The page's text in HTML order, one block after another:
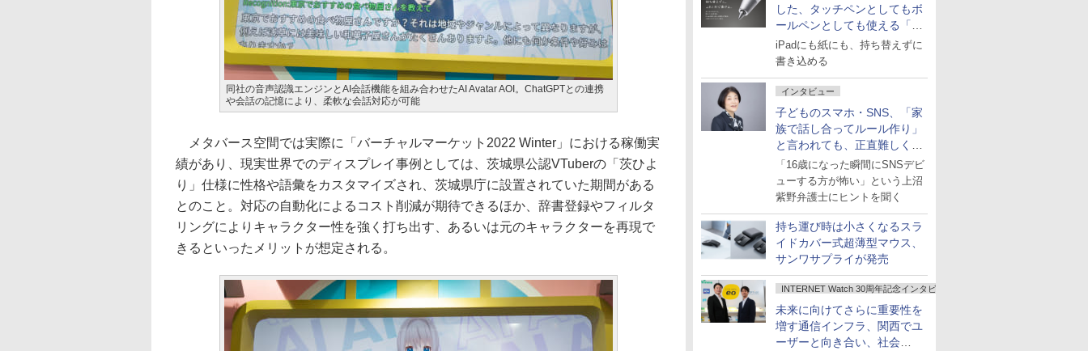
した、タッチペンとしてもボ
ールペンとしても使える「ス
タイラスツーウェイ」発売
iPadにも紙にも、持ち替えずに
書き込める
インタビュー
子どものスマホ・SNS、「家
族で話し合ってルール作り」
と言われても、正直難しくな
いですか？
「16歳になった瞬間にSNSデビ
ューする方が怖い」という上沼
紫野弁護士にヒントを聞く
持ち運び時は小さくなるスラ
イドカバー式超薄型マウス、
サンワサプライが発売
INTERNET Watch 30周年記念インタビュー
未来に向けてさらに重要性を
増す通信インフラ、関西でユ
ーザーと向き合い、社会
同社の音声認識エンジンとAI会話機能を組み合わせたAI Avatar AOI。ChatGPTとの連携
や会話の記憶により、柔軟な会話対応が可能
メタバース空間では実際に「バーチャルマーケット2022 Winter」における稼働実
績があり、現実世界でのディスプレイ事例としては、茨城県公認VTuberの「茨ひよ
り」仕様に性格や語彙をカスタマイズされ、茨城県庁に設置されていた期間がある
とのこと。対応の自動化によるコスト削減が期待できるほか、辞書登録やフィルタ
リングによりキャラクター性を強く打ち出す、あるいは元のキャラクターを再現で
きるといったメリットが想定される。